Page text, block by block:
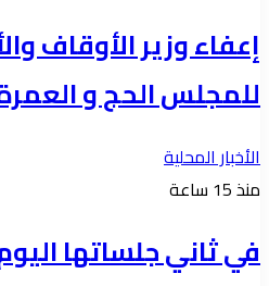
إعفاء وزير الأوقاف
للمجلس الحج و
الأخبار المحلية
منذ 15 ساعة
في ثاني جلساتها